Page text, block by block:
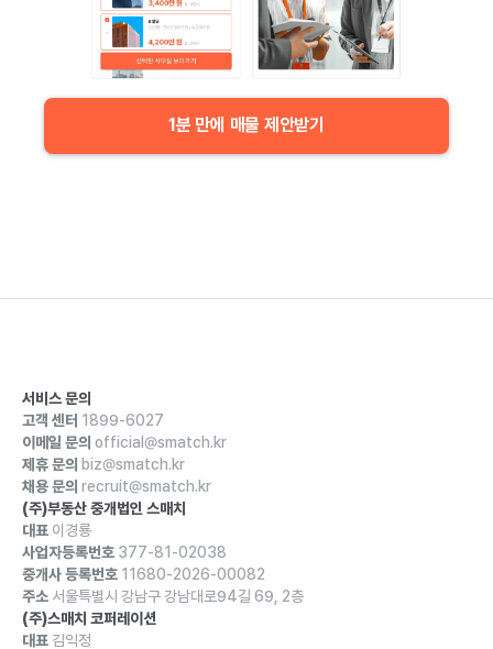
1분 만에 매물 제안받기
서비스 문의
고객 센터 1899-6027
이메일 문의 official@smatch.kr
제휴 문의 biz@smatch.kr
채용 문의 recruit@smatch.kr
(주)부동산 중개법인 스매치
대표 이경룡
사업자등록번호 377-81-02038
중개사 등록번호 11680-2026-00082
주소 서울특별시 강남구 강남대로94길 69, 2층
(주)스매치 코퍼레이션
대표 김익정